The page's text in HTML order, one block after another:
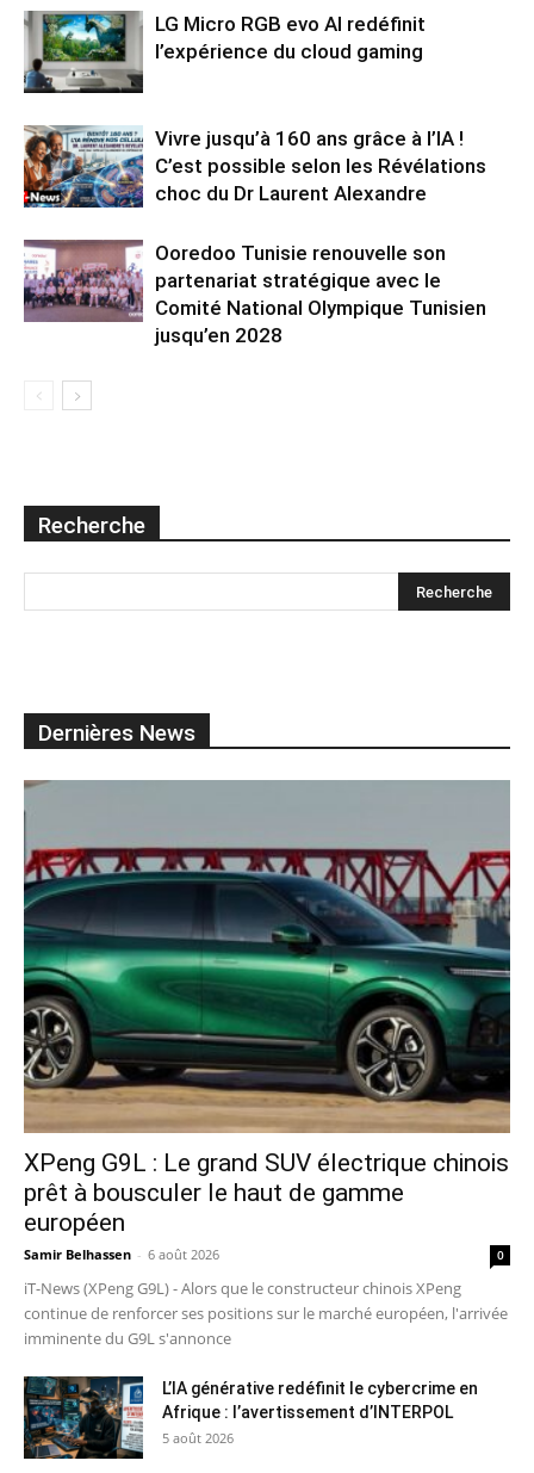
LG Micro RGB evo AI redéfinit
l’expérience du cloud gaming
Vivre jusqu’à 160 ans grâce à l’IA !
C’est possible selon les Révélations
choc du Dr Laurent Alexandre
Ooredoo Tunisie renouvelle son
partenariat stratégique avec le
Comité National Olympique Tunisien
jusqu’en 2028
Recherche
Dernières News
XPeng G9L : Le grand SUV électrique chinois
prêt à bousculer le haut de gamme
européen
Samir Belhassen - 6 août 2026 0
iT-News (XPeng G9L) - Alors que le constructeur chinois XPeng
continue de renforcer ses positions sur le marché européen, l'arrivée
imminente du G9L s'annonce
L’IA générative redéfinit le cybercrime en
Afrique : l’avertissement d’INTERPOL
5 août 2026